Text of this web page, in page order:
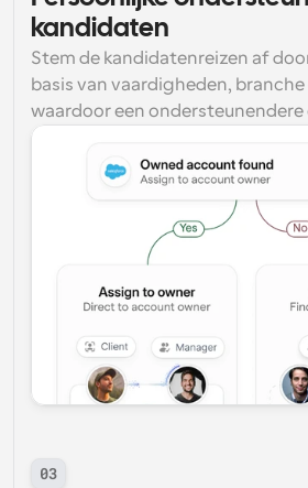
kandidaten
Stem de kandidatenreizen af
basis van vaardigheden,
waardoor een
03